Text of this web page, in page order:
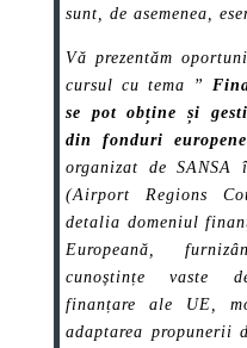
sunt, de asemenea,
Vă prezentăm
cursul cu tema ”
se pot obține și
din fonduri europene
organizat de SANSA
(Airport Regions
detalia domeniul
Europeană,
cunoștințe vaste
finanțare ale UE,
adaptarea propunerii